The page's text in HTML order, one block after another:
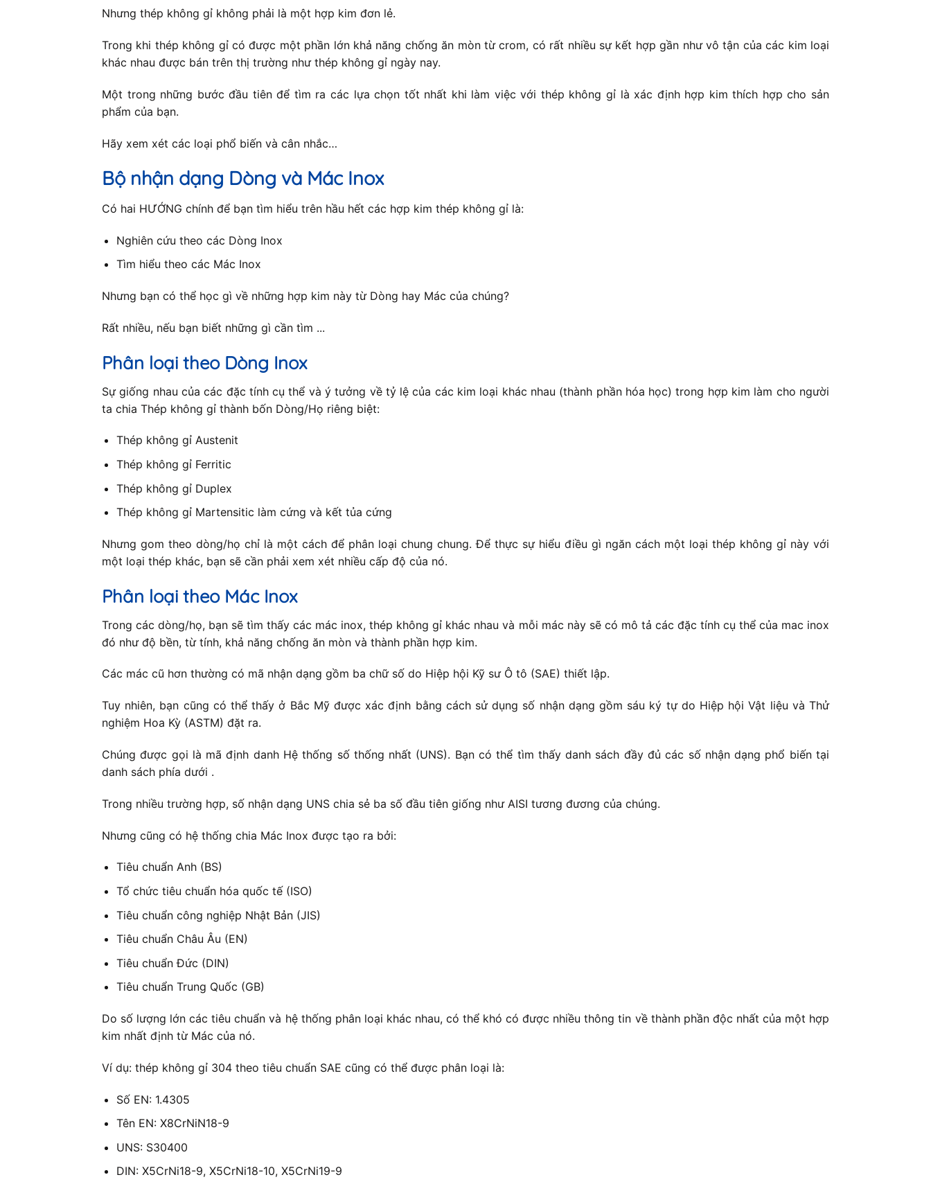
Nhưng thép không gỉ không phải là một hợp kim đơn lẻ.
Trong khi thép không gỉ có được một phần lớn khả năng chống ăn mòn từ crom, có rất nhiều sự kết hợp gần như vô tận của các kim loại
khác nhau được bán trên thị trường như thép không gỉ ngày nay.
Một trong những bước đầu tiên để tìm ra các lựa chọn tốt nhất khi làm việc với thép không gỉ là xác định hợp kim thích hợp cho sản
phẩm của bạn.
Hãy xem xét các loại phổ biến và cân nhắc…
Bộ nhận dạng Dòng và Mác Inox
Có hai HƯỚNG chính để bạn tìm hiểu trên hầu hết các hợp kim thép không gỉ là:
Nghiên cứu theo các Dòng Inox
Tìm hiểu theo các Mác Inox
Nhưng bạn có thể học gì về những hợp kim này từ Dòng hay Mác của chúng?
Rất nhiều, nếu bạn biết những gì cần tìm ...
Phân loại theo Dòng Inox
Sự giống nhau của các đặc tính cụ thể và ý tưởng về tỷ lệ của các kim loại khác nhau (thành phần hóa học) trong hợp kim làm cho người
ta chia Thép không gỉ thành bốn Dòng/Họ riêng biệt:
Thép không gỉ Austenit
Thép không gỉ Ferritic
Thép không gỉ Duplex
Thép không gỉ Martensitic làm cứng và kết tủa cứng
Nhưng gom theo dòng/họ chỉ là một cách để phân loại chung chung. Để thực sự hiểu điều gì ngăn cách một loại thép không gỉ này với
một loại thép khác, bạn sẽ cần phải xem xét nhiều cấp độ của nó.
Phân loại theo Mác Inox
Trong các dòng/họ, bạn sẽ tìm thấy các mác inox, thép không gỉ khác nhau và mỗi mác này sẽ có mô tả các đặc tính cụ thể của mac inox
đó như độ bền, từ tính, khả năng chống ăn mòn và thành phần hợp kim.
Các mác cũ hơn thường có mã nhận dạng gồm ba chữ số do Hiệp hội Kỹ sư Ô tô (SAE) thiết lập.
Tuy nhiên, bạn cũng có thể thấy ở Bắc Mỹ được xác định bằng cách sử dụng số nhận dạng gồm sáu ký tự do Hiệp hội Vật liệu và Thử
nghiệm Hoa Kỳ (ASTM) đặt ra.
Chúng được gọi là mã định danh Hệ thống số thống nhất (UNS). Bạn có thể tìm thấy danh sách đầy đủ các số nhận dạng phổ biến tại
danh sách phía dưới .
Trong nhiều trường hợp, số nhận dạng UNS chia sẻ ba số đầu tiên giống như AISI tương đương của chúng.
Nhưng cũng có hệ thống chia Mác Inox được tạo ra bởi:
Tiêu chuẩn Anh (BS)
Tổ chức tiêu chuẩn hóa quốc tế (ISO)
Tiêu chuẩn công nghiệp Nhật Bản (JIS)
Tiêu chuẩn Châu Âu (EN)
Tiêu chuẩn Đức (DIN)
Tiêu chuẩn Trung Quốc (GB)
Do số lượng lớn các tiêu chuẩn và hệ thống phân loại khác nhau, có thể khó có được nhiều thông tin về thành phần độc nhất của một hợp
kim nhất định từ Mác của nó.
Ví dụ: thép không gỉ 304 theo tiêu chuẩn SAE cũng có thể được phân loại là:
Số EN: 1.4305
Tên EN: X8CrNiN18-9
UNS: S30400
DIN: X5CrNi18-9, X5CrNi18-10, X5CrNi19-9